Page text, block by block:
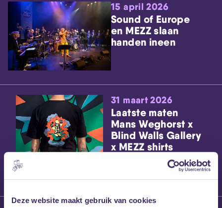
Deze website maakt gebruik van cookies
15 april 2026
Sound of Europe
en MEZZ slaan
handen ineen
31 maart 2026
Laatste maten
Mans Weghorst x
Blind Walls Gallery
x MEZZ shirts